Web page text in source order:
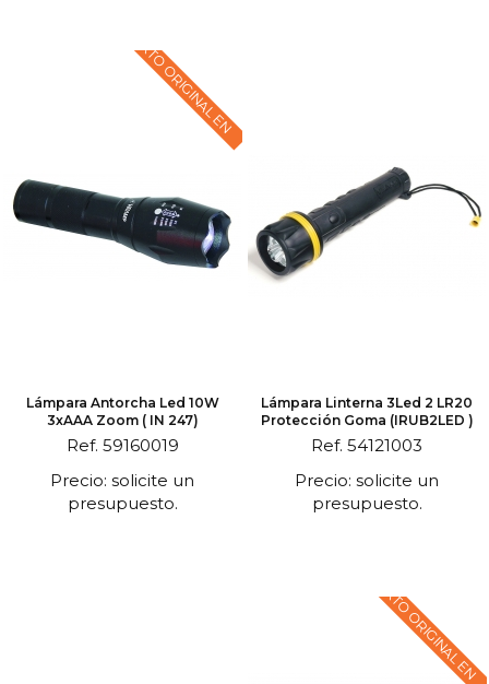
TEXTO ORIGINAL EN
Lámpara Antorcha Led 10W
3xAAA Zoom ( IN 247)
Ref. 59160019
Precio: solicite un
presupuesto.
Lámpara Linterna 3Led 2 LR20
Protección Goma (IRUB2LED )
Ref. 54121003
Precio: solicite un
presupuesto.
TEXTO ORIGINAL EN